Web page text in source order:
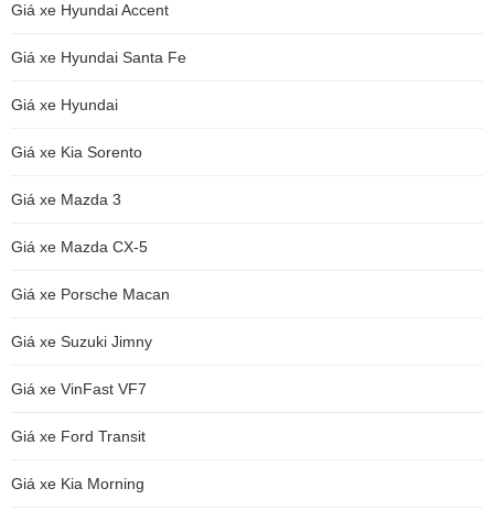
Giá xe Hyundai Accent
Giá xe Hyundai Santa Fe
Giá xe Hyundai
Giá xe Kia Sorento
Giá xe Mazda 3
Giá xe Mazda CX-5
Giá xe Porsche Macan
Giá xe Suzuki Jimny
Giá xe VinFast VF7
Giá xe Ford Transit
Giá xe Kia Morning